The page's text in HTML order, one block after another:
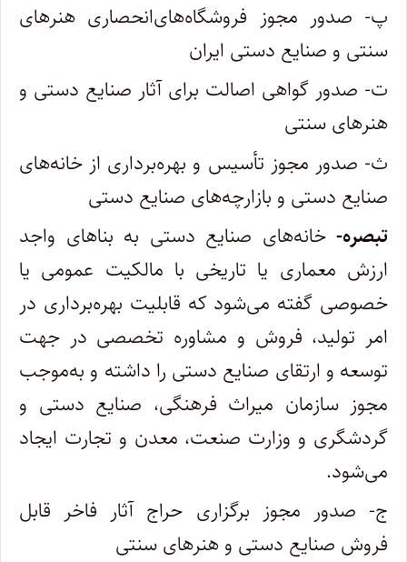
پ- صدور مجوز فروشگاه‌های‌انحصاری هنرهای
سنتی و صنایع دستی ایران
ت- صدور گواهی اصالت برای آثار صنایع دستی و
هنرهای سنتی
ث- صدور مجوز تأسیس و بهره‌برداری از خانه‌های
صنایع دستی و بازارچه‌های صنایع دستی
تبصره-خانه‌های صنایع دستی به بناهای واجد
ارزش معماری یا تاریخی با مالکیت عمومی یا
خصوصی گفته می‌شود که قابلیت بهره‌برداری در
امر تولید، فروش و مشاوره تخصصی در جهت
توسعه و ارتقای صنایع دستی را داشته و به‌موجب
مجوز سازمان میراث فرهنگی، صنایع دستی و
گردشگری و وزارت صنعت، معدن و تجارت ایجاد
می‌شود.
ج- صدور مجوز برگزاری حراج آثار فاخر قابل
فروش صنایع دستی و هنرهای سنتی